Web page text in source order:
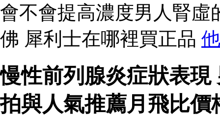
會不會提高濃度男人腎虛
佛 犀利士在哪裡買正品
慢性前列腺炎症狀表
拍與人氣推薦月飛比價